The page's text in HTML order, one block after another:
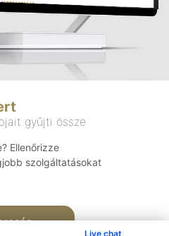
Live chat
gyűjti össze
Ellenőrizze
szolgáltatásokat